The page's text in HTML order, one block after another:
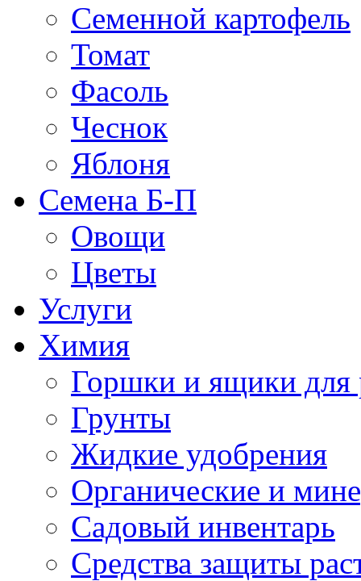
Семенной картофель
Томат
Фасоль
Чеснок
Яблоня
Семена Б-П
Овощи
Цветы
Услуги
Химия
Горшки и ящики для
Грунты
Жидкие удобрения
Органические и
Садовый инвентарь
Средства защиты